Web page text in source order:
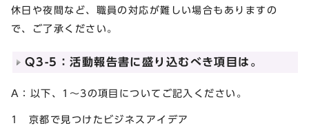
休日や夜間など、職員の対応が難しい場合もありますの
で、ご了承ください。
Q3-5：活動報告書に盛り込むべき項目は。
A：以下、1～3の項目についてご記入ください。
1 京都で見つけたビジネスアイデア